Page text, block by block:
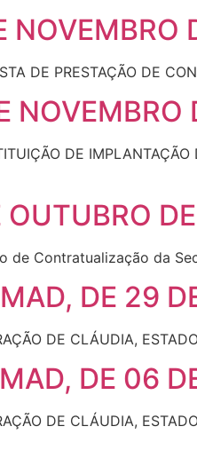
NOVEMBRO
DE PRESTAÇÃO DE
NOVEMBRO
DE
OUTUBRO
Contratualização da
DE 29
DE CLÁUDIA,
DE 06
DE CLÁUDIA,